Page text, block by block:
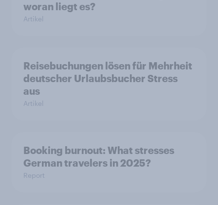
woran liegt es?
Artikel
Reisebuchungen lösen für Mehrheit
deutscher Urlaubsbucher Stress
aus
Artikel
Booking burnout: What stresses
German travelers in 2025?
Report